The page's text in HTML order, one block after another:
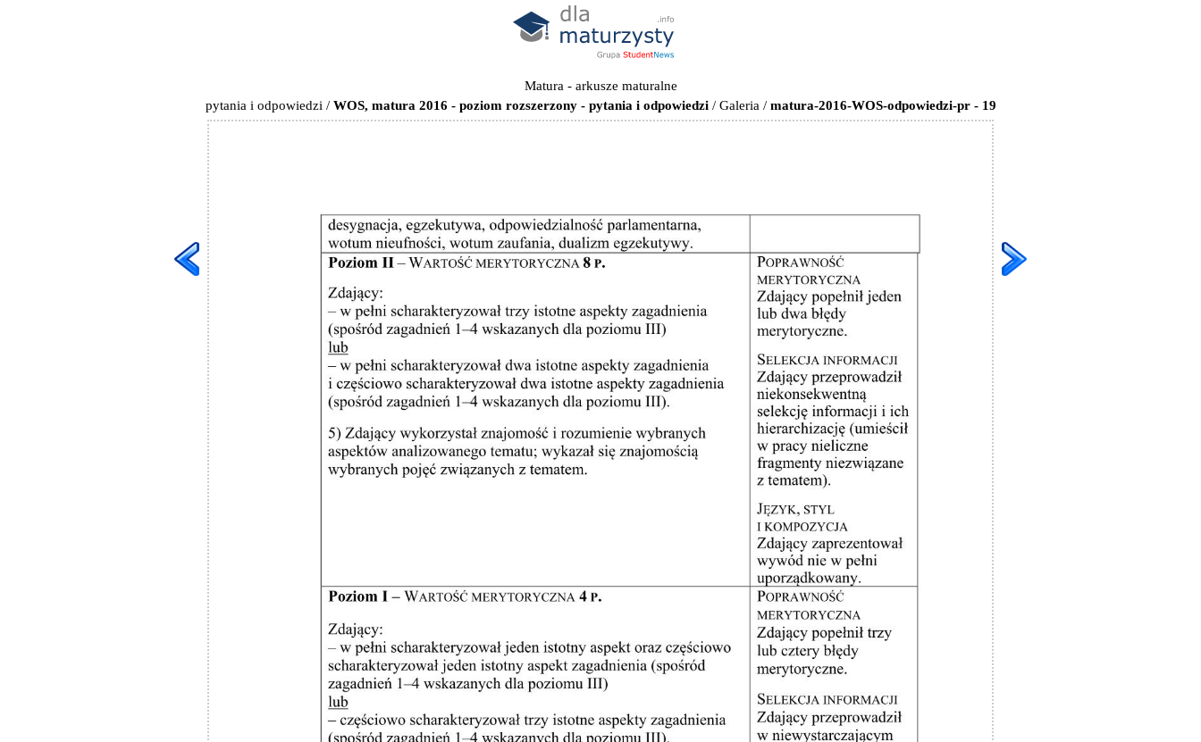
Matura - arkusze maturalne
pytania i odpowiedzi / WOS, matura 2016 - poziom rozszerzony - pytania i odpowiedzi/ Galeria / matura-2016-WOS-odpowiedzi-pr - 19